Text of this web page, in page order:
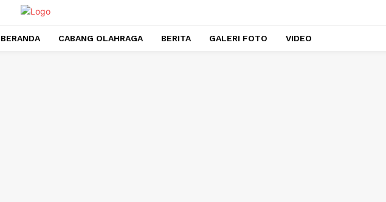
BERANDA CABANG OLAHRAGA BERITA GALERI FOTO VIDEO